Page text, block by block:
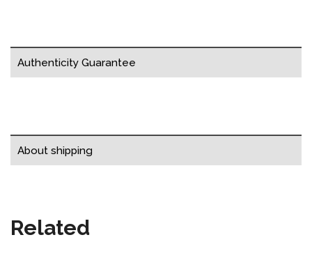
Authenticity Guarantee
About shipping
Related